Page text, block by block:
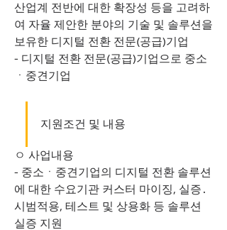
산업계 전반에 대한 확장성 등을 고려하
여 자율 제안한 분야의 기술 및 솔루션을
보유한 디지털 전환 전문(공급)기업
- 디지털 전환 전문(공급)기업으로 중소
ㆍ중견기업
지원조건 및 내용
ㅇ 사업내용
- 중소ㆍ중견기업의 디지털 전환 솔루션
에 대한 수요기관 커스터 마이징, 실증․
시범적용, 테스트 및 상용화 등 솔루션
실증 지원